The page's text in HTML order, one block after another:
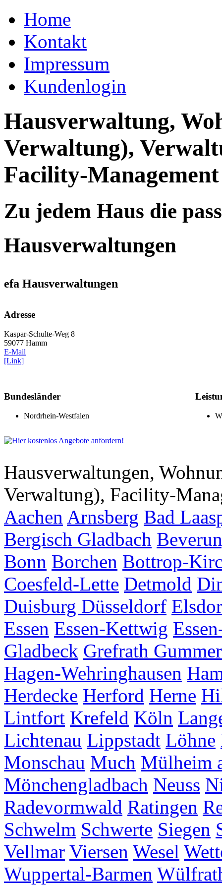
Home
Kontakt
Impressum
Kundenlogin
Hausverwaltung,
Verwaltung),
Facility-Management
Zu jedem Haus die
Hausverwaltungen
efa Hausverwaltungen
Adresse
Kaspar-Schulte-Weg 8
59077 Hamm
E-Mail
[Link]
Bundesländer
Nordrhein-Westfalen
Hausverwaltungen,
Verwaltung), Facility-
Aachen Arnsberg Bad
Bergisch Gladbach
Bonn Borchen Bottrop-
Coesfeld-Lette Detmold
Duisburg Düsseldorf
Essen Essen-Kettwig
Gladbeck Grefrath
Hagen-Wehringhausen
Herdecke Herford Herne
Lintfort Krefeld Köln
Lichtenau Lippstadt Löhne
Monschau Much Mülheim
Mönchengladbach Neuss
Radevormwald Ratingen
Schwelm Schwerte Siegen
Vellmar Viersen Wesel
Wuppertal-Barmen